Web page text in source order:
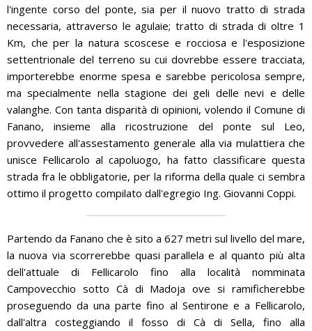
l'ingente corso del ponte, sia per il nuovo tratto di strada
necessaria, attraverso le agulaie; tratto di strada di oltre 1
Km, che per la natura scoscese e rocciosa e l'esposizione
settentrionale del terreno su cui dovrebbe essere tracciata,
importerebbe enorme spesa e sarebbe pericolosa sempre,
ma specialmente nella stagione dei geli delle nevi e delle
valanghe. Con tanta disparità di opinioni, volendo il Comune di
Fanano, insieme alla ricostruzione del ponte sul Leo,
provvedere all'assestamento generale alla via mulattiera che
unisce Fellicarolo al capoluogo, ha fatto classificare questa
strada fra le obbligatorie, per la riforma della quale ci sembra
ottimo il progetto compilato dall'egregio Ing. Giovanni Coppi.
Partendo da Fanano che è sito a 627 metri sul livello del mare,
la nuova via scorrerebbe quasi parallela e al quanto più alta
dell'attuale di Fellicarolo fino alla località nomminata
Campovecchio sotto Cà di Madoja ove si ramificherebbe
proseguendo da una parte fino al Sentirone e a Fellicarolo,
dall'altra costeggiando il fosso di Cà di Sella, fino alla